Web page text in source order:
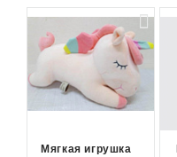
Мягкая игрушка